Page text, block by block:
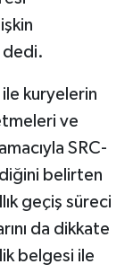
dedi.
kuryelerin
ve
SRC-
belirten
geçiş süreci
da dikkate
belgesi ile